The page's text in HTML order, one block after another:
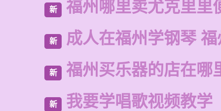
新 福州哪里卖尤克里里
新 成人在福州学钢琴
新 福州买乐器的店在哪
新 我要学唱歌视频教学